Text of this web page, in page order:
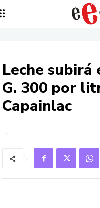
Leche subirá
G. 300 por
Capainlac